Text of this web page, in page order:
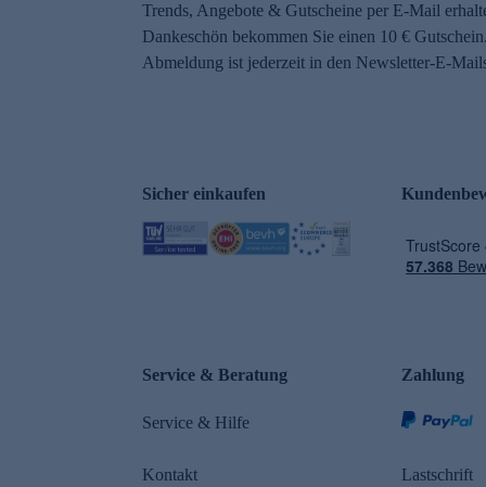
Trends, Angebote & Gutscheine per E-Mail
Dankeschön bekommen Sie einen 10 €
Abmeldung ist jederzeit in den Newsletter-E-
Sicher einkaufen
Service & Beratung
Service & Hilfe
Kontakt
Zahlung
Lastschrift